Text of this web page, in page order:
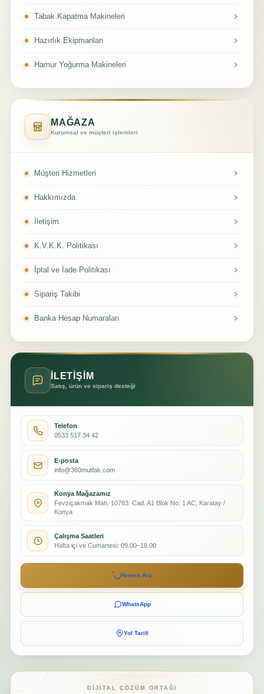
Tabak Kapatma Makineleri
Hazırlık Ekipmanları
Hamur Yoğurma Makineleri
MAĞAZA
Kurumsal ve müşteri işlemleri
Müşteri Hizmetleri
Hakkımızda
İletişim
K.V.K.K. Politikası
İptal ve İade Politikası
Sipariş Takibi
Banka Hesap Numaraları
İLETİŞİM
Satış, ürün ve sipariş desteği
Telefon
0533 517 34 42
E-posta
info@360mutfak.com
Konya Mağazamız
Fevziçakmak Mah. 10783. Cad. A1 Blok No: 1 AC, Karatay /
Konya
Çalışma Saatleri
Hafta içi ve Cumartesi: 09.00–18.00
Hemen Ara
WhatsApp
Yol Tarifi
DIJITAL ÇÖZÜM ORTAĞI